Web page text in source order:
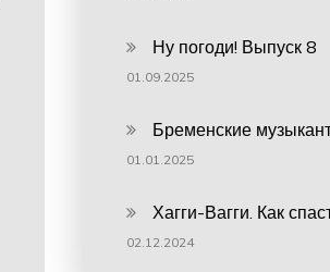
Ну погоди! Выпуск 8
01.09.2025
Бременские
01.01.2025
Хагги-Вагги. Как
02.12.2024